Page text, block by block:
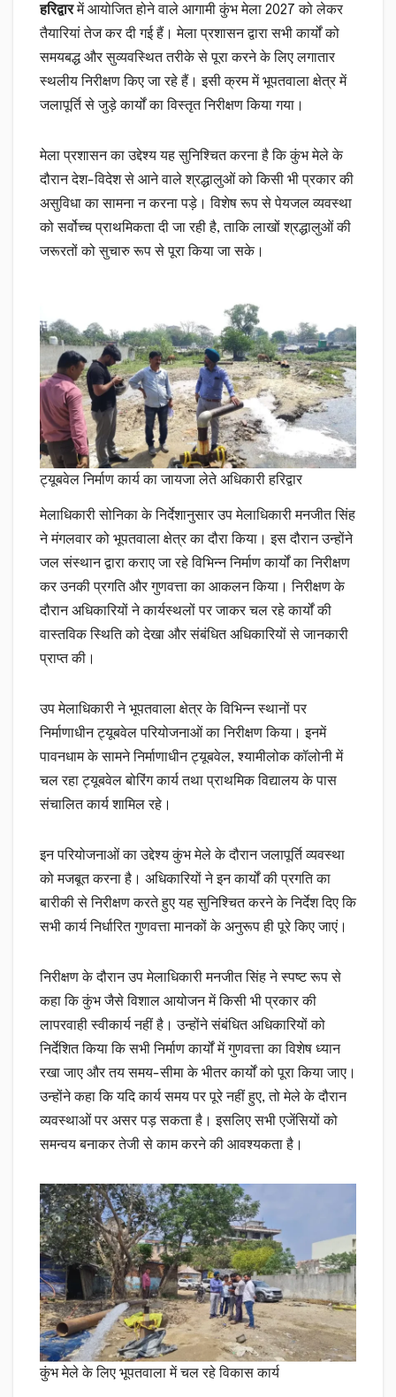
हरिद्वारमें आयोजित होने वाले आगामी कुंभ मेला 2027 को लेकर
तैयारियां तेज कर दी गई हैं। मेला प्रशासन द्वारा सभी कार्यों को
समयबद्ध और सुव्यवस्थित तरीके से पूरा करने के लिए लगातार
स्थलीय निरीक्षण किए जा रहे हैं। इसी क्रम में भूपतवाला क्षेत्र में
जलापूर्ति से जुड़े कार्यों का विस्तृत निरीक्षण किया गया।
मेला प्रशासन का उद्देश्य यह सुनिश्चित करना है कि कुंभ मेले के
दौरान देश-विदेश से आने वाले श्रद्धालुओं को किसी भी प्रकार की
असुविधा का सामना न करना पड़े। विशेष रूप से पेयजल व्यवस्था
को सर्वोच्च प्राथमिकता दी जा रही है, ताकि लाखों श्रद्धालुओं की
जरूरतों को सुचारु रूप से पूरा किया जा सके।
ट्यूबवेल निर्माण कार्य का जायजा लेते अधिकारी हरिद्वार
मेलाधिकारी सोनिका के निर्देशानुसार उप मेलाधिकारी मनजीत सिंह
ने मंगलवार को भूपतवाला क्षेत्र का दौरा किया। इस दौरान उन्होंने
जल संस्थान द्वारा कराए जा रहे विभिन्न निर्माण कार्यों का निरीक्षण
कर उनकी प्रगति और गुणवत्ता का आकलन किया। निरीक्षण के
दौरान अधिकारियों ने कार्यस्थलों पर जाकर चल रहे कार्यों की
वास्तविक स्थिति को देखा और संबंधित अधिकारियों से जानकारी
प्राप्त की।
उप मेलाधिकारी ने भूपतवाला क्षेत्र के विभिन्न स्थानों पर
निर्माणाधीन ट्यूबवेल परियोजनाओं का निरीक्षण किया। इनमें
पावनधाम के सामने निर्माणाधीन ट्यूबवेल, श्यामीलोक कॉलोनी में
चल रहा ट्यूबवेल बोरिंग कार्य तथा प्राथमिक विद्यालय के पास
संचालित कार्य शामिल रहे।
इन परियोजनाओं का उद्देश्य कुंभ मेले के दौरान जलापूर्ति व्यवस्था
को मजबूत करना है। अधिकारियों ने इन कार्यों की प्रगति का
बारीकी से निरीक्षण करते हुए यह सुनिश्चित करने के निर्देश दिए कि
सभी कार्य निर्धारित गुणवत्ता मानकों के अनुरूप ही पूरे किए जाएं।
निरीक्षण के दौरान उप मेलाधिकारी मनजीत सिंह ने स्पष्ट रूप से
कहा कि कुंभ जैसे विशाल आयोजन में किसी भी प्रकार की
लापरवाही स्वीकार्य नहीं है। उन्होंने संबंधित अधिकारियों को
निर्देशित किया कि सभी निर्माण कार्यों में गुणवत्ता का विशेष ध्यान
रखा जाए और तय समय-सीमा के भीतर कार्यों को पूरा किया जाए।
उन्होंने कहा कि यदि कार्य समय पर पूरे नहीं हुए, तो मेले के दौरान
व्यवस्थाओं पर असर पड़ सकता है। इसलिए सभी एजेंसियों को
समन्वय बनाकर तेजी से काम करने की आवश्यकता है।
कुंभ मेले के लिए भूपतवाला में चल रहे विकास कार्य